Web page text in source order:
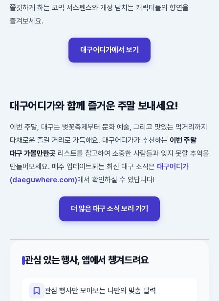
쫄깃하게 하는 코믹 서스펜스와 개성 넘치는 캐릭터들의 향연을
즐겨보세요.
대구어디가에서 보기
대구어디가와 함께 즐거운 주말 보내세요!
이번 주말, 대구는 벚꽃축제부터 문화 예술, 그리고 맛있는 먹거리까지
다채로운 즐길 거리로 가득해요. 대구어디가가 추천하는 이번 주말
대구 가볼만한곳리스트를 참고하여 소중한 사람들과 잊지 못할 추억을
만들어보세요. 매주 업데이트되는 최신 대구 소식은 대구어디가
(daeguwhere.com)에서 확인하실 수 있답니다!
더 많은 대구 소식 보러 가기
관심 있는 행사, 앱에서 챙겨드려요
관심 행사만 모아보는 나만의 맞춤 달력